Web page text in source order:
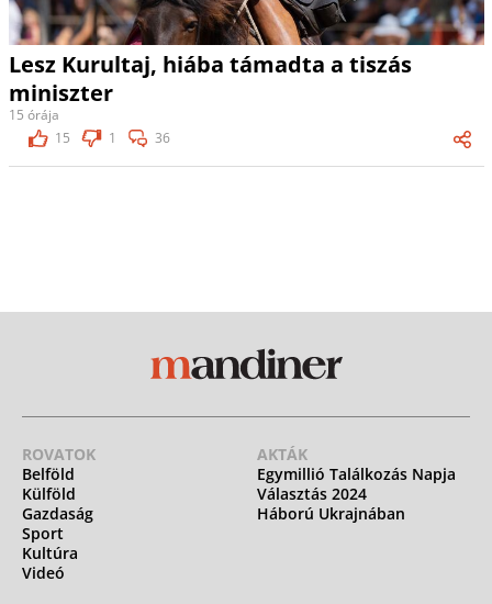
Lesz Kurultaj, hiába támadta a tiszás
miniszter
15 órája
15
1 36
ROVATOK
Belföld
Külföld
Gazdaság
Sport
Kultúra
Videó
AKTÁK
Egymillió Találkozás Napja
Választás 2024
Háború Ukrajnában